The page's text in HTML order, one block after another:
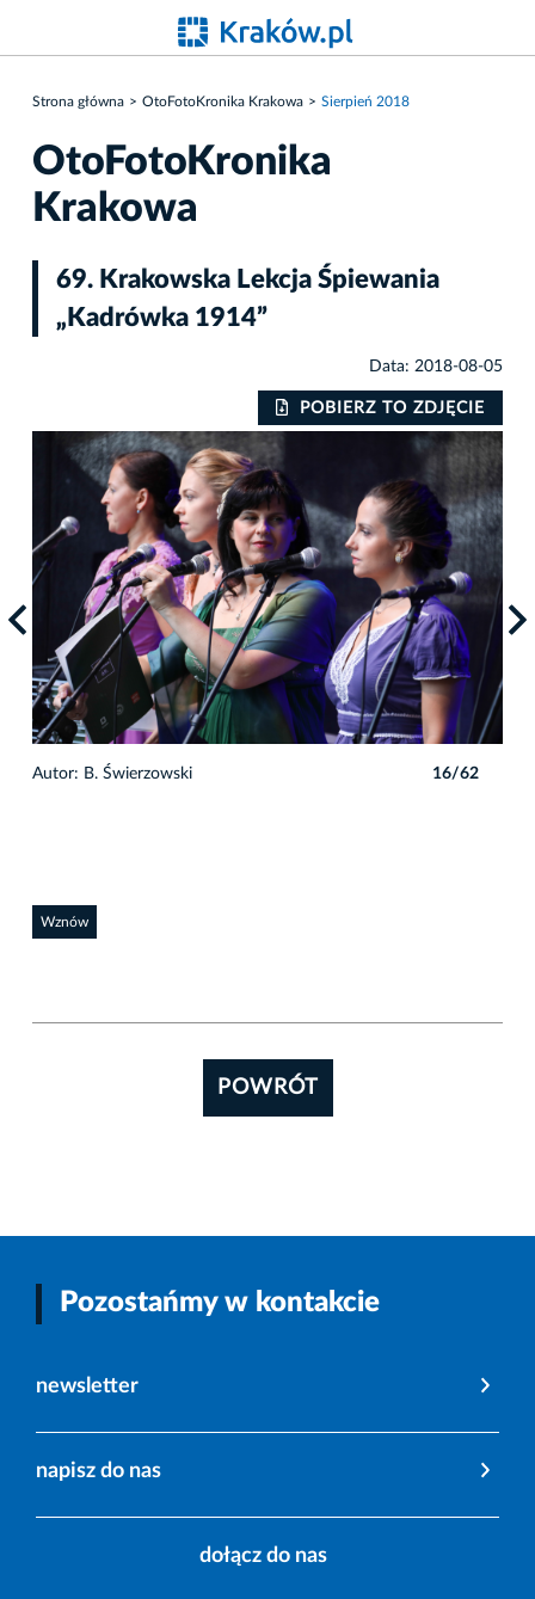
Strona główna OtoFotoKronika Krakowa Sierpień 2018
OtoFotoKronika
Krakowa
69. Krakowska Lekcja Śpiewania
„Kadrówka 1914”
Data: 2018-08-05
POBIERZ TO ZDJĘCIE
Autor: B. Świerzowski 16/62
Wznów
POWRÓT
Pozostańmy w kontakcie
newsletter
napisz do nas
dołącz do nas